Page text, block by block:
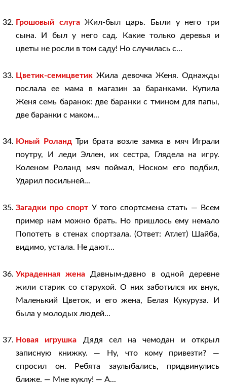
Грошовый слугаЖил-был царь. Были у него три
сына. И был у него сад. Какие только деревья и
цветы не росли в том саду! Но случилась с...
Цветик-семицветик Жила девочка Женя. Однажды
послала ее мама в магазин за баранками. Купила
Женя семь баранок: две баранки с тмином для папы,
две баранки с маком...
Юный РоландТри брата возле замка в мяч Играли
поутру, И леди Эллен, их сестра, Глядела на игру.
Коленом Роланд мяч поймал, Носком его подбил,
Ударил посильней...
Загадки про спорт У того спортсмена стать — Всем
пример нам можно брать. Но пришлось ему немало
Попотеть в стенах спортзала. (Ответ: Атлет) Шайба,
видимо, устала. Не дают...
Украденная жена Давным-давно в одной деревне
жили старик со старухой. О них заботился их внук,
Маленький Цветок, и его жена, Белая Кукуруза. И
была у молодых людей...
Новая игрушка Дядя сел на чемодан и открыл
записную книжку. — Ну, что кому привезти? —
спросил он. Ребята заулыбались, придвинулись
ближе. — Мне куклу! — А...